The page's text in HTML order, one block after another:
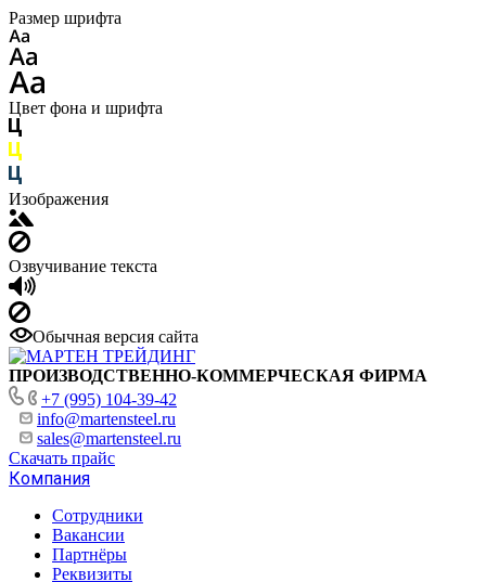
Размер шрифта
Цвет фона и шрифта
Изображения
Озвучивание текста
Обычная версия сайта
ПРОИЗВОДСТВЕННО-КОММЕРЧЕСКАЯ ФИРМА
+7 (995) 104-39-42
info@martensteel.ru
sales@martensteel.ru
Скачать прайс
Компания
Сотрудники
Вакансии
Партнёры
Реквизиты